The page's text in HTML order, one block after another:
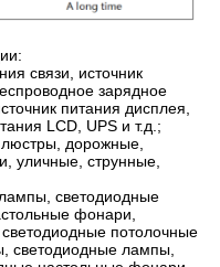
связи, источник
зарядное
питания дисплея,
LCD, UPS и т.д.;
дорожные,
уличные, струнные,
светодиодные
фонари,
потолочные
светодиодные лампы,